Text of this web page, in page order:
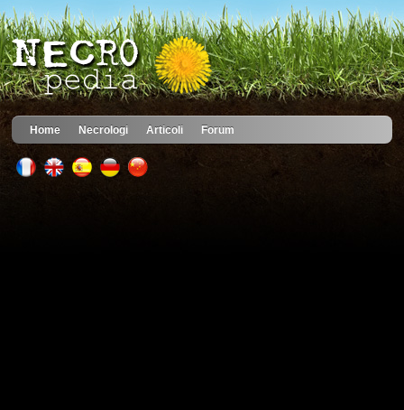
Home Necrologi Articoli Forum